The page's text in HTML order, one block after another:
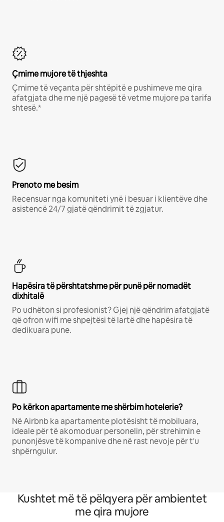
Çmime mujore të thjeshta
Çmime të veçanta për shtëpitë e pushimeve me qira
afatgjata dhe me një pagesë të vetme mujore pa tarifa
shtesë.*
Prenoto me besim
Recensuar nga komuniteti ynë i besuar i klientëve dhe
asistencë 24/7 gjatë qëndrimit të zgjatur.
Hapësira të përshtatshme për punë për nomadët
dixhitalë
Po udhëton si profesionist? Gjej një qëndrim afatgjatë
që ofron wifi me shpejtësi të lartë dhe hapësira të
dedikuara pune.
Po kërkon apartamente me shërbim hotelerie?
Në Airbnb ka apartamente plotësisht të mobiluara,
ideale për të akomoduar personelin, për strehimin e
punonjësve të kompanive dhe në rast nevoje për t'u
shpërngulur.
Kushtet më të pëlqyera për ambientet
me qira mujore